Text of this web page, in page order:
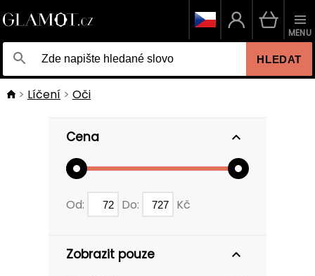
HLEDAT
MENU
Líčení Oči
Cena
Od: Do: Kč
Zobrazit pouze